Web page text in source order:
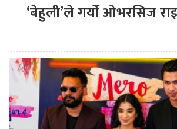
‘बेहुली’ले गर्यो ओभरसिज